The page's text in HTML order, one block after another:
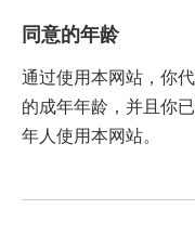
同意的年龄
通过使用本网站，你
的成年年龄，并且你
年人使用本网站。